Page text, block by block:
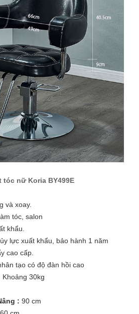
tóc nữ Koria BY499E
và xoay.
tóc, salon
khẩu.
lực xuất khẩu, bảo hành 1 năm
cao cấp.
tạo có độ đàn hồi cao
Khoảng 30kg
: 90 cm